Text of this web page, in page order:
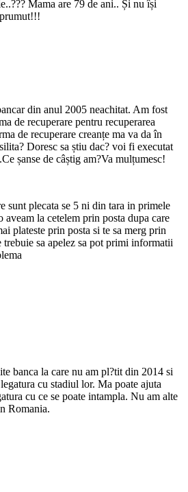
Mama are 79 de ani.. Și nu își
din anul 2005 neachitat. Am fost
de recuperare pentru recuperarea
de recuperare creanțe ma va da în
Doresc sa știu dac? voi fi executat
șanse de câștig am?Va mulțumesc!
sunt plecata se 5 ni din tara in primele
aveam la cetelem prin posta dupa care
plateste prin posta si te sa merg prin
sa apelez sa pot primi informatii
banca la care nu am pl?tit din 2014 si
cu stadiul lor. Ma poate ajuta
cu ce se poate intampla. Nu am alte
Romania.